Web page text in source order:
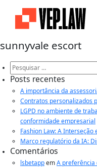
sunnyvale escort
Pesquisar
por:
Posts recentes
A importância da
Contratos personalizados
LGPD no ambiente de
conformidade empresarial
Fashion Law: A
Marco regulatório da IA:
Comentários
lsbetappemA preferência